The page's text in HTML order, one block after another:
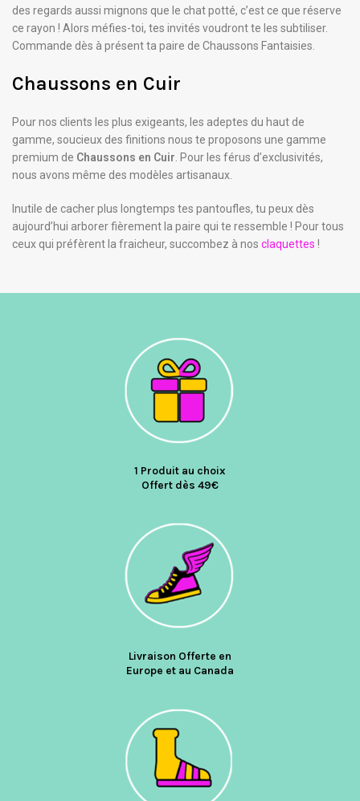
des regards aussi mignons que le chat potté, c’est ce que réserve
ce rayon ! Alors méfies-toi, tes invités voudront te les subtiliser.
Commande dès à présent ta paire de Chaussons Fantaisies.
Chaussons en Cuir
Pour nos clients les plus exigeants, les adeptes du haut de
gamme, soucieux des finitions nous te proposons une gamme
premium de Chaussons en Cuir . Pour les férus d’exclusivités,
nous avons même des modèles artisanaux.
Inutile de cacher plus longtemps tes pantoufles, tu peux dès
aujourd’hui arborer fièrement la paire qui te ressemble ! Pour tous
ceux qui préfèrent la fraicheur, succombez à nos claquettes !
1 Produit au choix
Offert dès 49€
Livraison Offerte en
Europe et au Canada